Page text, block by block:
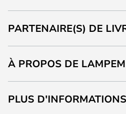
PARTENAIRE(S) DE
À PROPOS DE
PLUS D'INFORMATIONS